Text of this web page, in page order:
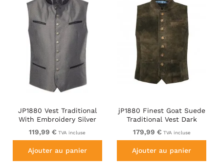
JP1880 Vest Traditional
With Embroidery Silver
119,99 € TVA incluse
Ajouter au panier
jP1880 Finest Goat Suede
Traditional Vest Dark
Brown
179,99 € TVA incluse
Ajouter au panier